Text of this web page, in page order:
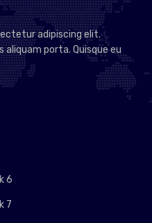
adipiscing elit.
porta. Quisque eu
6
7